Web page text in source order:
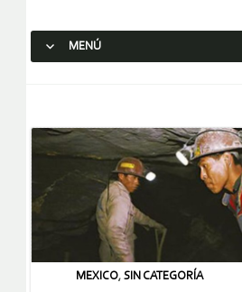
MENÚ
MEXICO, SIN CATEGORÍA